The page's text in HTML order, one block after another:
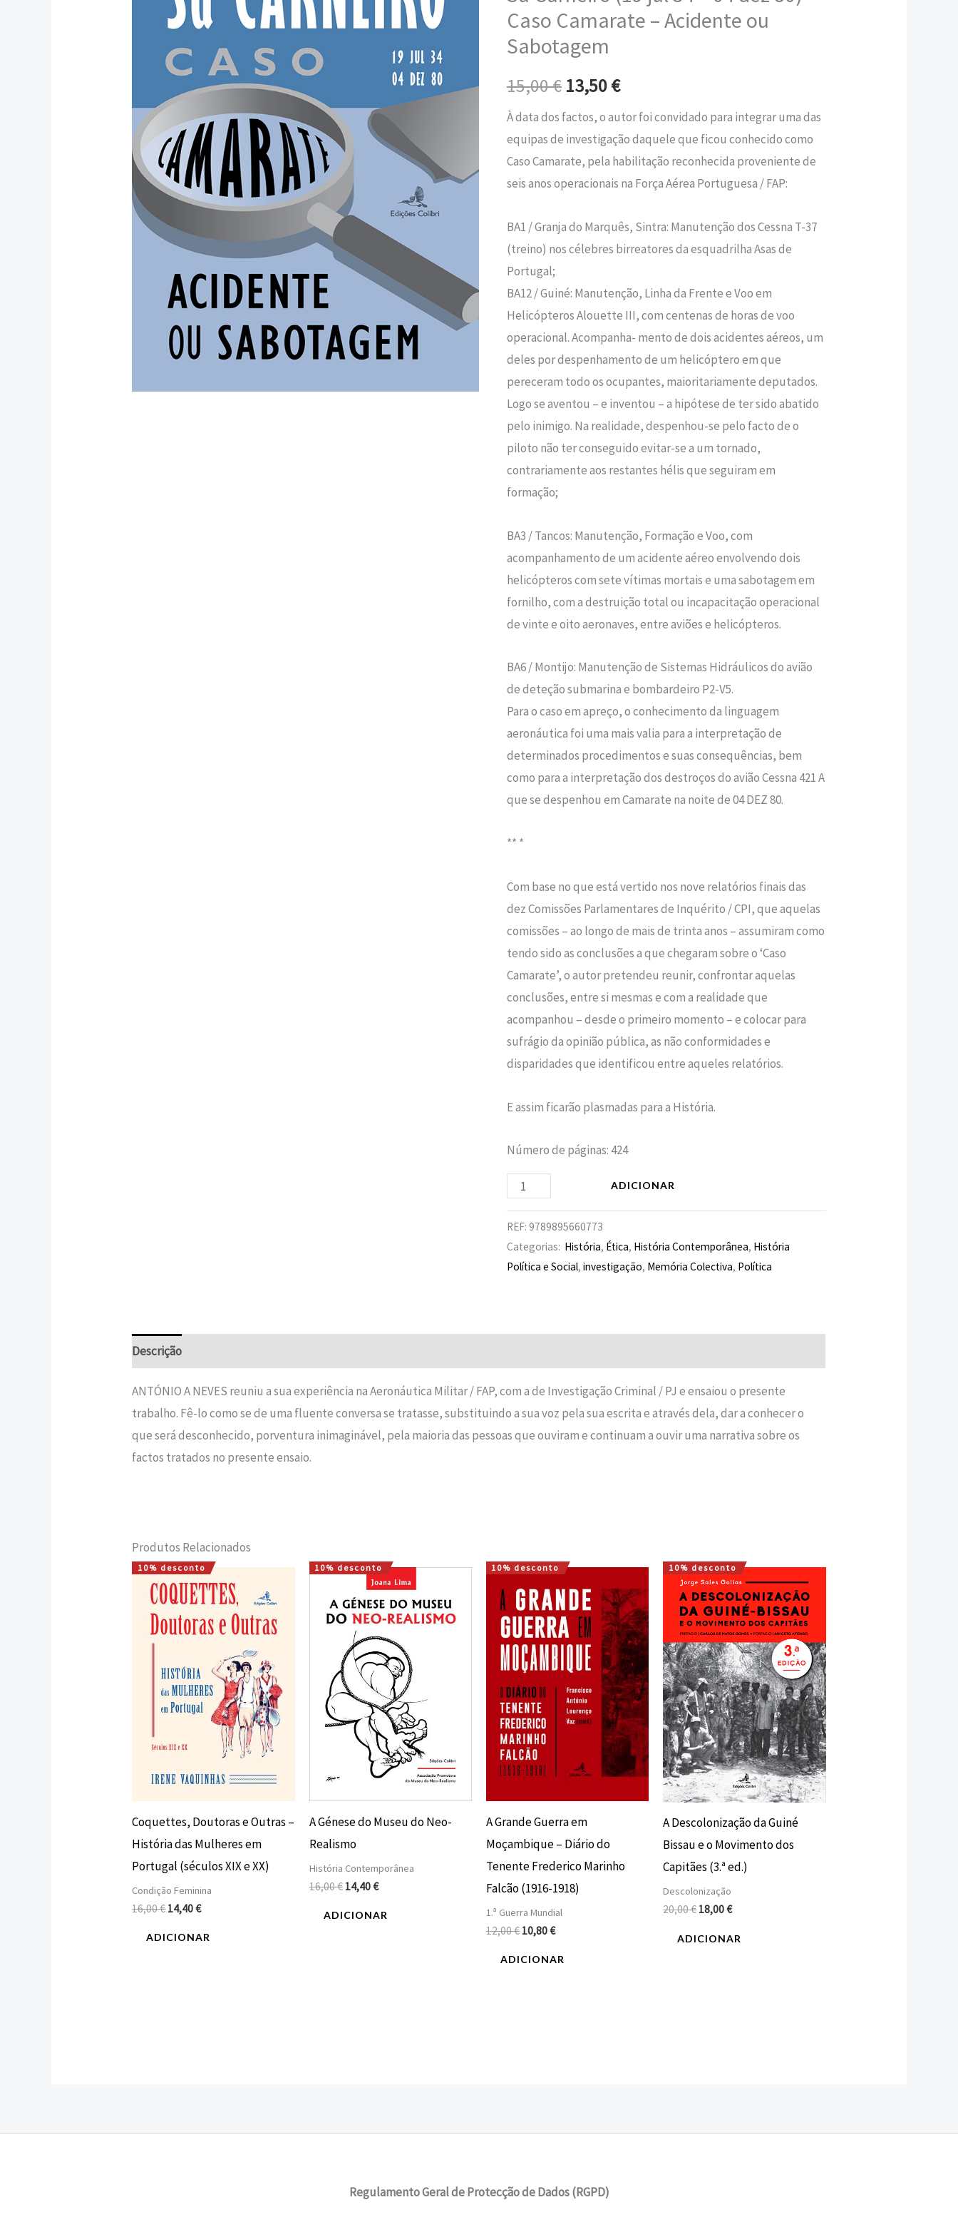
Caso Camarate – Acidente ou
Sabotagem
15,00€
era:
15,00 €.
13,50€
é:
À data dos factos, o autor foi convidado para integrar uma das
equipas de investigação daquele que ficou conhecido como
Caso Camarate, pela habilitação reconhecida proveniente de
seis anos operacionais na Força Aérea Portuguesa / FAP:
BA1 / Granja do Marquês, Sintra: Manutenção dos Cessna T-37
(treino) nos célebres birreatores da esquadrilha Asas de
Portugal;
BA12 / Guiné: Manutenção, Linha da Frente e Voo em
Helicópteros Alouette III, com centenas de horas de voo
operacional. Acompanha- mento de dois acidentes aéreos, um
deles por despenhamento de um helicóptero em que
pereceram todo os ocupantes, maioritariamente deputados.
Logo se aventou – e inventou – a hipótese de ter sido abatido
pelo inimigo. Na realidade, despenhou-se pelo facto de o
piloto não ter conseguido evitar-se a um tornado,
contrariamente aos restantes hélis que seguiram em
formação;
BA3 / Tancos: Manutenção, Formação e Voo, com
acompanhamento de um acidente aéreo envolvendo dois
helicópteros com sete vítimas mortais e uma sabotagem em
fornilho, com a destruição total ou incapacitação operacional
de vinte e oito aeronaves, entre aviões e helicópteros.
BA6 / Montijo: Manutenção de Sistemas Hidráulicos do avião
de deteção submarina e bombardeiro P2-V5.
Para o caso em apreço, o conhecimento da linguagem
aeronáutica foi uma mais valia para a interpretação de
determinados procedimentos e suas consequências, bem
como para a interpretação dos destroços do avião Cessna 421 A
que se despenhou em Camarate na noite de 04 DEZ 80.
** *
Com base no que está vertido nos nove relatórios finais das
dez Comissões Parlamentares de Inquérito / CPI, que aquelas
comissões – ao longo de mais de trinta anos – assumiram como
tendo sido as conclusões a que chegaram sobre o ‘Caso
Camarate’, o autor pretendeu reunir, confrontar aquelas
conclusões, entre si mesmas e com a realidade que
acompanhou – desde o primeiro momento – e colocar para
sufrágio da opinião pública, as não conformidades e
disparidades que identificou entre aqueles relatórios.
E assim ficarão plasmadas para a História.
Número de páginas: 424
jul
–
04
80)
Caso
Camarate
-
ou
Sabotagem
ADICIONAR
REF: 9789895660773
Categorias: História, Ética, História Contemporânea, História
Política e Social, investigação, Memória Colectiva, Política
Descrição
ANTÓNIO A NEVES reuniu a sua experiência na Aeronáutica Militar / FAP, com a de Investigação Criminal / PJ e ensaiou o presente
trabalho. Fê-lo como se de uma fluente conversa se tratasse, substituindo a sua voz pela sua escrita e através dela, dar a conhecer o
que será desconhecido, porventura inimaginável, pela maioria das pessoas que ouviram e continuam a ouvir uma narrativa sobre os
factos tratados no presente ensaio.
Produtos Relacionados
10% desconto
Coquettes, Doutoras e Outras –
História das Mulheres em
Portugal (séculos XIX e XX)
Condição Feminina
16,00€
O
preço
original
era:
16,00 €.
14,40€
O
preço
atual
14,40 €.
ADICIONAR
10% desconto
A Génese do Museu do Neo-
Realismo
História Contemporânea
16,00€
O
preço
original
era:
16,00 €.
14,40€
O
preço
atual
é:
14,40 €.
ADICIONAR
10% desconto
A Grande Guerra em
Moçambique – Diário do
Tenente Frederico Marinho
Falcão (1916-1918)
1.ª Guerra Mundial
12,00€
O
preço
original
era:
12,00 €.
10,80€
O
preço
atual
é:
10,80 €.
ADICIONAR
10% desconto
A Descolonização da Guiné
Bissau e o Movimento dos
Capitães (3.ª ed.)
Descolonização
20,00€
O
preço
original
era:
20,00 €.
18,00€
O
preço
atual
é:
18,00 €.
ADICIONAR
Regulamento Geral de Protecção de Dados (RGPD)